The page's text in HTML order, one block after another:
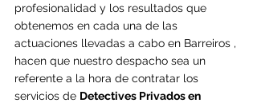
profesionalidad y los resultados que
obtenemos en cada una de las
actuaciones llevadas a cabo en Barreiros ,
hacen que nuestro despacho sea un
referente a la hora de contratar los
servicios de Detectives Privados en